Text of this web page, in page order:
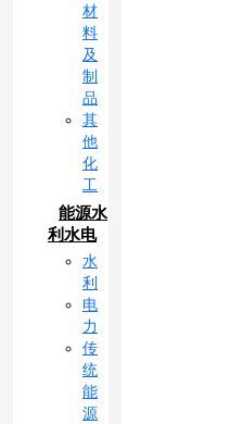
材
料
及
制
品
其
他
化
工
能源水
利水电
水
利
电
力
传
统
能
源